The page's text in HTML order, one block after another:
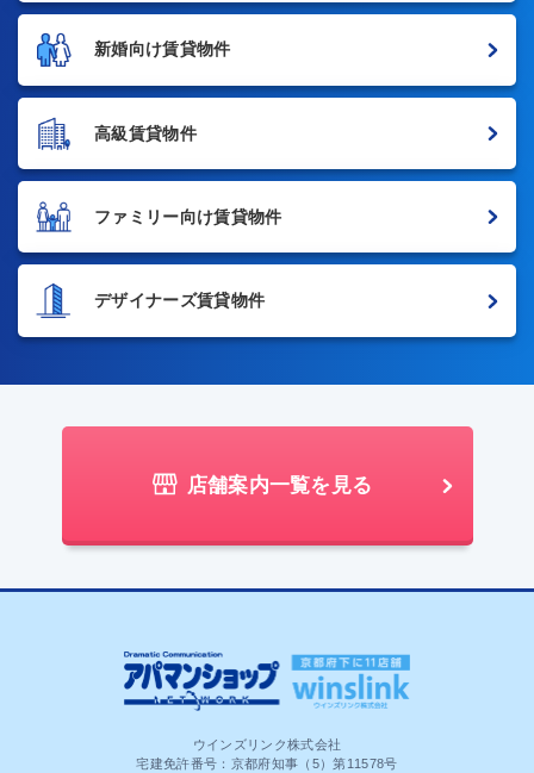
新婚向け賃貸物件
高級賃貸物件
ファミリー向け賃貸物件
デザイナーズ賃貸物件
店舗案内一覧を見る
ウインズリンク株式会社
宅建免許番号：京都府知事（5）第11578号